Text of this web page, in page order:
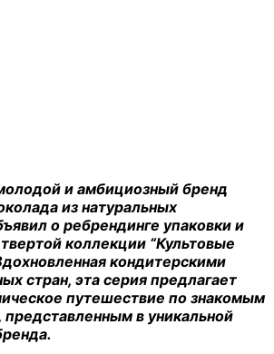
и амбициозный бренд
из натуральных
о ребрендинге упаковки и
коллекции “Культовые
кондитерскими
стран, эта серия предлагает
путешествие по знакомым
в уникальной